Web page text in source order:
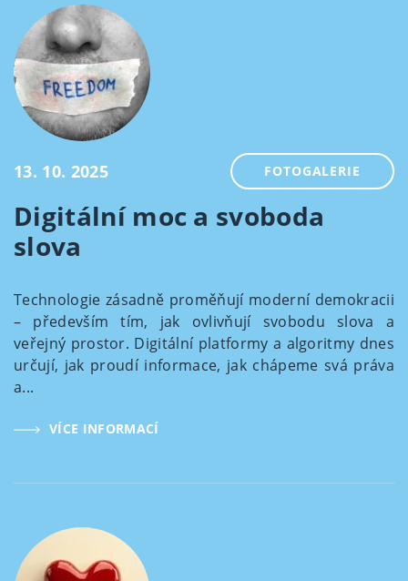
13. 10. 2025 FOTOGALERIE
Digitální moc a svoboda
slova
Technologie zásadně proměňují moderní demokracii
– především tím, jak ovlivňují svobodu slova a
veřejný prostor. Digitální platformy a algoritmy dnes
určují, jak proudí informace, jak chápeme svá práva
a...
VÍCE INFORMACÍ